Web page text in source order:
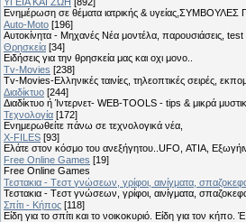
Eνημέρωση σε θέματα ιατρικής &
Auto-Moto [196]
Αυτοκίνητα - Μηχανές Νέα μοντέλα, παρουσιάσεις,
Θρησκεία [34]
Ειδήσεις για την θρησκεία μας και οχι μονο..
Tv-Movies [238]
Tv-Movies-Ελληνικές ταινίες, τηλεοπτικές σειρές,
Διαδίκτυο [244]
Διαδίκτυο ή Ίντερνετ- WEB-TOOLS - tips & μικρά
Τεχνολογία [172]
Ενημερωθείτε πάνω σε τεχνολογικά νέα,
X-FILES [93]
Ελάτε στον κόσμο του ανεξήγητου..UFO, ΑΤΙΑ,
Free Online Games [19]
Free Online Games
Τεστακια - Tεστ γνώσεων, γρίφοι, αινίγματα,
Τεστακια - Tεστ γνώσεων, γρίφοι, αινίγματα,
Σπίτι - Κήπος [118]
Είδη για το σπίτι και το νοικοκυριό. Είδη για τον